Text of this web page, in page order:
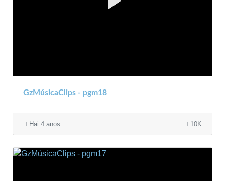
GzMúsicaClips - pgm18
Hai 4 anos 10K